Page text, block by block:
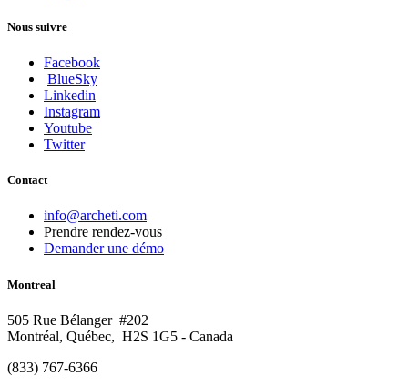
Nous suivre
Facebook
BlueSky
Linkedin
Instagram
Youtube
Twitter
Contact
info@archeti.com
Prendre rendez-vous
Demander une démo
Montreal
505 Rue Bélanger #202
Montréal, Québec, H2S 1G5 - Canada
(833) 767-6366